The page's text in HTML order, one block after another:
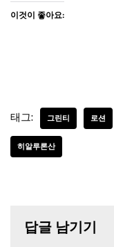
이것이 좋아요:
태그: 그린티 로션
히알루론산
답글 남기기